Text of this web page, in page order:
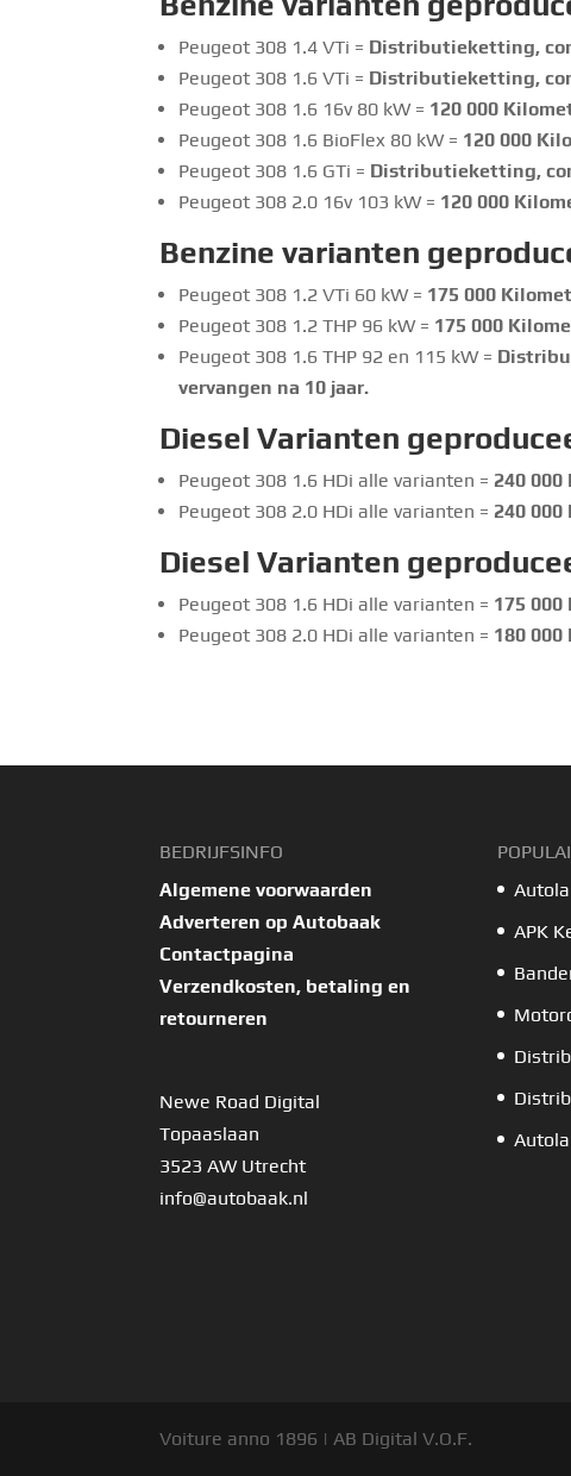
Peugeot 308 1.4 VTi = Distributieketting,
Peugeot 308 1.6 VTi = Distributieketting,
Peugeot 308 1.6 16v 80 kW = 120 000
Peugeot 308 1.6 BioFlex 80 kW = 120 000
Peugeot 308 1.6 GTi = Distributieketting,
Peugeot 308 2.0 16v 103 kW = 120 000
Benzine varianten
Peugeot 308 1.2 VTi 60 kW = 175 000
Peugeot 308 1.2 THP 96 kW = 175 000
Peugeot 308 1.6 THP 92 en 115 kW =
vervangen na 10 jaar.
Diesel Varianten
Peugeot 308 1.6 HDi alle varianten = 240
Peugeot 308 2.0 HDi alle varianten = 240
Diesel Varianten
Peugeot 308 1.6 HDi alle varianten = 175
Peugeot 308 2.0 HDi alle varianten = 180
BEDRIJFSINFO
Algemene voorwaarden
Adverteren op Autobaak
Contactpagina
Verzendkosten, betaling en
retourneren
Newe Road Digital
Topaaslaan
3523 AW Utrecht
info@autobaak.nl
APK
Voiture anno 1896 | AB Digital V.O.F.